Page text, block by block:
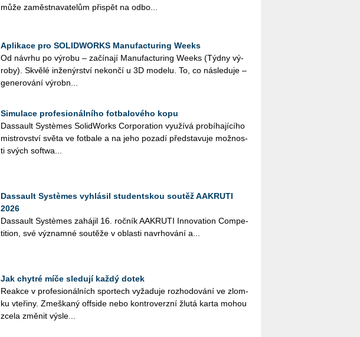
může za­měst­na­va­te­lům při­spět na od­bo...
Aplikace pro SOLIDWORKS Manufacturing Weeks
Od ná­vr­hu po vý­ro­bu – za­čí­na­jí Ma­nu­factu­ring Weeks (Týdny vý­
ro­by). Skvě­lé in­že­nýr­ství ne­kon­čí u 3D mo­de­lu. To, co ná­sle­du­je –
ge­ne­ro­vá­ní vý­rob­n...
Simulace profesionálního fotbalového kopu
Das­sault Sys­tè­mes So­lid­Works Cor­po­rati­on vy­u­ží­vá pro­bí­ha­jí­cí­ho
mi­s­trov­ství světa ve fot­ba­le a na jeho po­za­dí před­sta­vu­je mož­nos­
ti svých soft­wa­...
Dassault Systèmes vyhlásil studentskou soutěž AAKRUTI
2026
Das­sault Sys­tè­mes za­há­jil 16. roč­ník AA­KRU­TI In­no­vati­on Com­pe­
ti­ti­on, své vý­znam­né sou­tě­že v ob­las­ti na­vr­ho­vá­ní a...
Jak chytré míče sledují každý dotek
Re­ak­ce v pro­fe­si­o­nál­ních spor­tech vy­ža­du­je roz­ho­do­vá­ní ve zlom­
ku vte­ři­ny. Zmeš­ka­ný off­si­de nebo kon­tro­verz­ní žlutá karta mohou
zcela změ­nit vý­sle...